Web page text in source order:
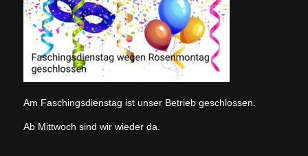
Am Faschingsdienstag ist unser Betrieb geschlossen.
Ab Mittwoch sind wir wieder da.